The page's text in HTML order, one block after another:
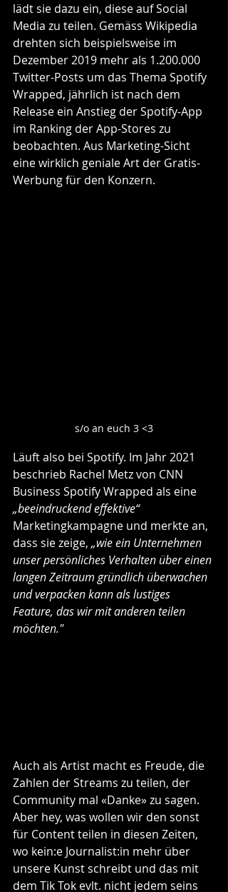
lädt sie dazu ein, diese auf Social
Media zu teilen. Gemäss Wikipedia
drehten sich beispielsweise im
Dezember 2019 mehr als 1.200.000
Twitter-Posts um das Thema Spotify
Wrapped, jährlich ist nach dem
Release ein Anstieg der Spotify-App
im Ranking der App-Stores zu
beobachten. Aus Marketing-Sicht
eine wirklich geniale Art der Gratis-
Werbung für den Konzern.
s/o an euch 3 <3
Läuft also bei Spotify. Im Jahr 2021
beschrieb Rachel Metz von CNN
Business Spotify Wrapped als eine
„beeindruckend effektive“
Marketingkampagne und merkte an,
dass sie zeige, „wie ein Unternehmen
unser persönliches Verhalten über einen
langen Zeitraum gründlich überwachen
und verpacken kann als lustiges
Feature, das wir mit anderen teilen
möchten."
Auch als Artist macht es Freude, die
Zahlen der Streams zu teilen, der
Community mal «Danke» zu sagen.
Aber hey, was wollen wir den sonst
für Content teilen in diesen Zeiten,
wo kein:e Journalist:in mehr über
unsere Kunst schreibt und das mit
dem Tik Tok evlt. nicht jedem seins